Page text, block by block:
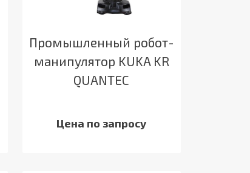
Промышленный робот-
манипулятор KUKA KR
QUANTEC
Цена по запросу